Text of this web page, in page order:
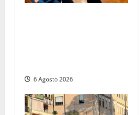
6 Agosto 2026